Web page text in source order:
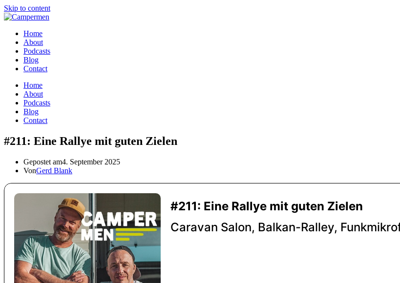
Skip to content
Home
About
Podcasts
Blog
Contact
Home
About
Podcasts
Blog
Contact
#211: Eine Rallye mit guten Zielen
Gepostet am4. September 2025
VonGerd Blank